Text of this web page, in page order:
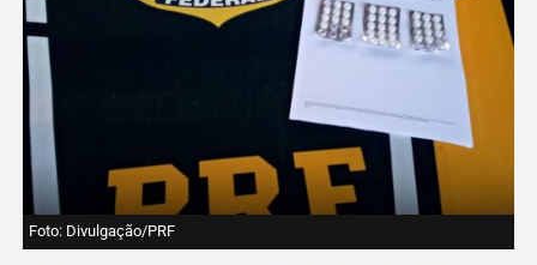
Foto: Divulgação/PRF